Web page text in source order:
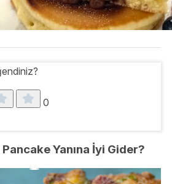
0
Yanına İyi Gider?